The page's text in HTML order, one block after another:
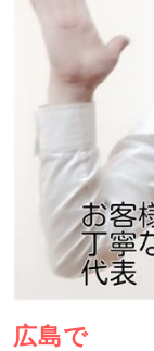
広島で